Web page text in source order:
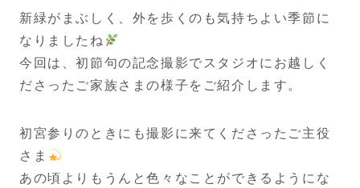
新緑がまぶしく、外を歩くのも気持ちよい季節に
なりましたね
今回は、初節句の記念撮影でスタジオにお越しく
ださったご家族さまの様子をご紹介します。
初宮参りのときにも撮影に来てくださったご主役
さま
あの頃よりもうんと色々なことができるようにな